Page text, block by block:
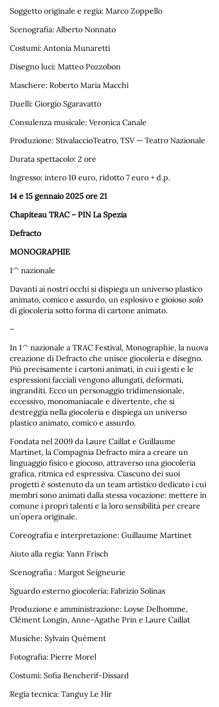
Soggetto originale e regia: Marco Zoppello
Scenografia: Alberto Nonnato
Costumi: Antonia Munaretti
Disegno luci: Matteo Pozzobon
Maschere: Roberto Maria Macchi
Duelli: Giorgio Sgaravatto
Consulenza musicale: Veronica Canale
Produzione: StivalaccioTeatro, TSV — Teatro Nazionale
Durata spettacolo: 2 ore
Ingresso: intero 10 euro, ridotto 7 euro + d.p.
14 e 15 gennaio 2025 ore 21
Chapiteau TRAC – PIN La Spezia
Defracto
MONOGRAPHIE
1^ nazionale
Davanti ai nostri occhi si dispiega un universo plastico
animato, comico e assurdo, un esplosivo e gioioso solo
di giocoleria sotto forma di cartone animato.
–
In 1^ nazionale a TRAC Festival, Monographie, la nuova
creazione di Defracto che unisce giocoleria e disegno.
Più precisamente i cartoni animati, in cui i gesti e le
espressioni facciali vengono allungati, deformati,
ingranditi. Ecco un personaggio tridimensionale,
eccessivo, monomaniacale e divertente, che si
destreggia nella giocoleria e dispiega un universo
plastico animato, comico e assurdo.
Fondata nel 2009 da Laure Caillat e Guillaume
Martinet, la Compagnia Defracto mira a creare un
linguaggio fisico e giocoso, attraverso una giocoleria
grafica, ritmica ed espressiva. Ciascuno dei suoi
progetti è sostenuto da un team artistico dedicato i cui
membri sono animati dalla stessa vocazione: mettere in
comune i propri talenti e la loro sensibilità per creare
un’opera originale.
Coreografia e interpretazione: Guillaume Martinet
Aiuto alla regia: Yann Frisch
Scenografia : Margot Seigneurie
Sguardo esterno giocoleria: Fabrizio Solinas
Produzione e amministrazione: Loyse Delhomme,
Clément Longin, Anne-Agathe Prin e Laure Caillat
Musiche: Sylvain Quément
Fotografia: Pierre Morel
Costumi: Sofia Bencherif-Dissard
Regia tecnica: Tanguy Le Hir